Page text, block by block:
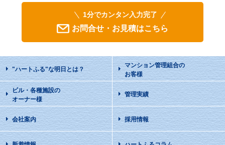
1分でカンタン入力完了
お問合せ・お見積はこちら
"ハートふる"な明日 とは？
マンション管理組合の
お客様
ビル・各種施設の
オーナー様
管理実績
会社案内 採用情報